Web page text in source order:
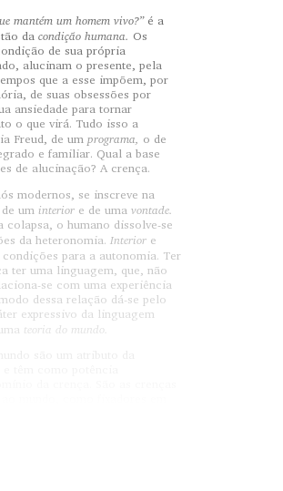
mantém um homem vivo?” é a
da condição humana. Os
de sua própria
alucinam o presente, pela
que a esse impõem, por
de suas obsessões por
ansiedade para tornar
o que virá. Tudo isso a
Freud, de um programa, o de
e familiar. Qual a base
de alucinação? A crença.
modernos, se inscreve na
um interior e de uma vontade.
colapsa, o humano dissolve-se
da heteronomia. Interior e
para a autonomia. Ter
ter uma linguagem, que, não
se com uma experiência
dessa relação dá-se pelo
expressivo da linguagem
teoria do mundo.